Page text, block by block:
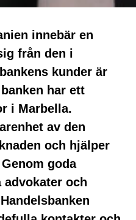
innebär en
från den i
kunder är
har ett
i Marbella.
av den
och hjälper
goda
advokater och